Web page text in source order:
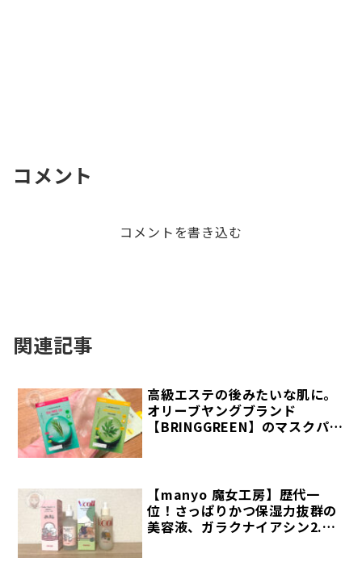
コメント
コメントを書き込む
関連記事
高級エステの後みたいな肌に。
オリーブヤングブランド
【BRINGGREEN】のマスクパッ
【manyo 魔女工房】歴代一
位！さっぱりかつ保湿力抜群の
美容液、ガラクナイアシン2.0